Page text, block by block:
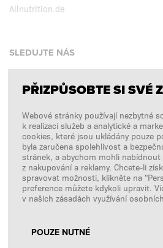
Allnutrition.de
SLEDUJTE NÁS
Facebook
Instagram
Copyright © 2026
PLATBY ZPRACOVÁVÁ
PŘIZPŮSOBTE SI SVÉ
Webové stránky používají nezbytné
k realizaci služeb a analytické a
cookies, které jsou ukládány pouze
byla zaručena spolehlivost a
stránek, a abychom mohli nabídnout
z nakupování a reklamy. Chcete-li
spravovat možnosti, klikněte na
preference můžete kdykoli upravit.
v našich zásadách využívání
POUZE NUTNÉ